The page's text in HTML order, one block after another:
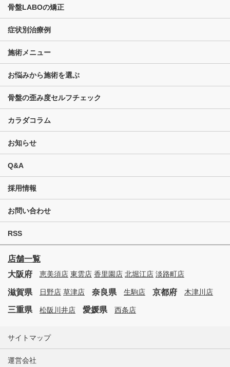
骨盤LABOの矯正
症状別治療例
施術メニュー
お悩みから施術を選ぶ
骨盤の歪み度セルフチェック
カラダコラム
お知らせ
Q&A
採用情報
お問い合わせ
RSS
店舗一覧
大阪府
恵美須店 東雲店 香里園店 北堀江店 淡路町店
滋賀県 日野店 草津店 奈良県 生駒店 京都府 木津川店
三重県 松阪川井店 愛媛県 西条店
サイトマップ
運営会社